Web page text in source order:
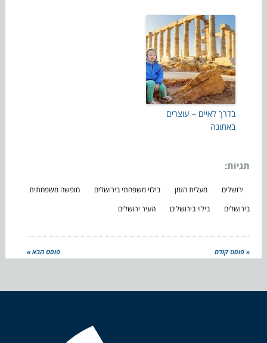
בדרך לאיים – עוצרים
באתונה
תגיות:
ירושלים מעלית הזמן בילוי משפחתי בירושלים
חופשה משפחתית
בירושלים
בילוי בירושלים העיר ירושלים
« פוסט קודם פוסט הבא »